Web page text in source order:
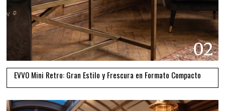
02
EVVO Mini Retro: Gran Estilo y Frescura en Formato Compacto